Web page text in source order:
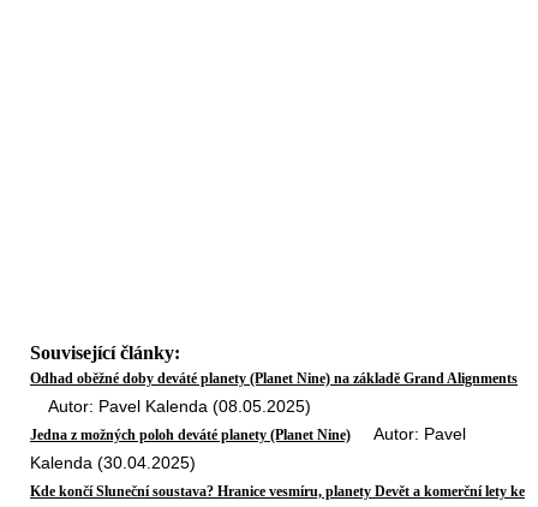
Související články:
Odhad oběžné doby deváté planety (Planet Nine) na základě Grand Alignments
Autor: Pavel Kalenda (08.05.2025)
Jedna z možných poloh deváté planety (Planet Nine) Autor: Pavel
Kalenda (30.04.2025)
Kde končí Sluneční soustava? Hranice vesmíru, planety Devět a komerční lety ke